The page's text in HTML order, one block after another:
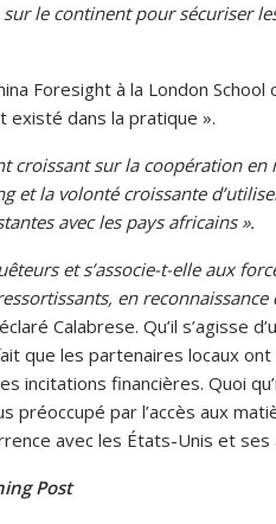
le continent pour sécuriser
Foresight à la London
existé dans la pratique ».
croissant sur la coopération
et la volonté croissante
avec les pays africains ».
et s’associe-t-elle aux
en
Calabrese. Qu’il s’agisse
que les partenaires locaux
incitations financières. Quoi
préoccupé par l’accès aux
avec les États-Unis et
Post